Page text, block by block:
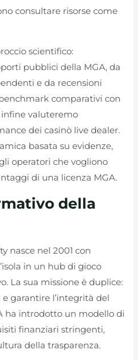
consultare risorse come
scientifico:
pubblici della MGA, da
e da recensioni
comparativi con
valuteremo
dei casinò live dealer.
basata su evidenze,
operatori che vogliono
di una licenza MGA.
della
nasce nel 2001 con
in un hub di gioco
La sua missione è duplice:
garantire l’integrità del
ha introdotto un modello di
finanziari stringenti,
della trasparenza.